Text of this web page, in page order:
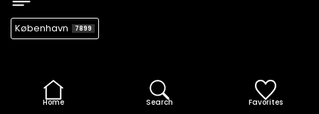
København 7899
Home Search Favorites